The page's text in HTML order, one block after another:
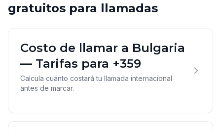
gratuitos para llamadas
Costo de llamar a Bulgaria
— Tarifas para +359
Calcula cuánto costará tu llamada internacional
antes de marcar.